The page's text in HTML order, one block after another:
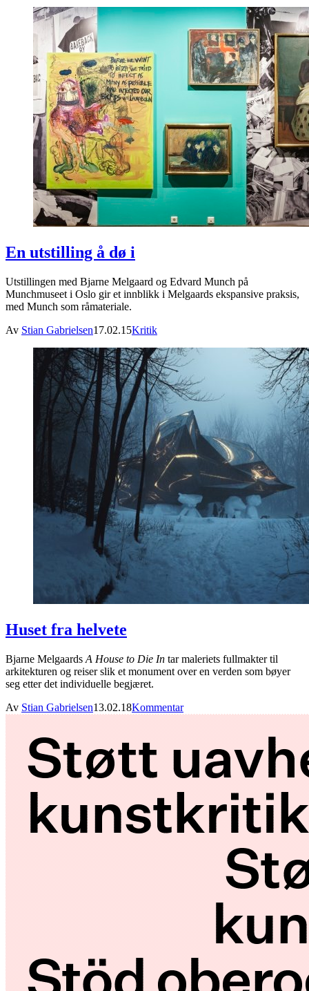
En utstilling å dø i
Utstillingen med Bjarne Melgaard og Edvard Munch på
Munchmuseet i Oslo gir et innblikk i Melgaards ekspansive praksis,
med Munch som råmateriale.
Av Stian Gabrielsen17.02.15Kritik
Huset fra helvete
Bjarne Melgaards A House to Die In tar maleriets fullmakter til
arkitekturen og reiser slik et monument over en verden som bøyer
seg etter det individuelle begjæret.
Av Stian Gabrielsen13.02.18Kommentar